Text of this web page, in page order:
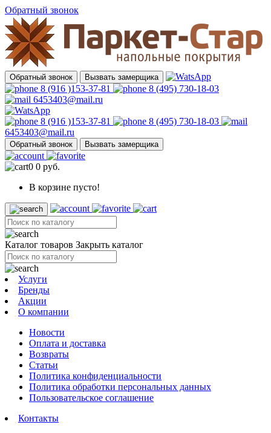
Обратный звонок
Обратный звонок Вызвать замерщика
8 (916 )153-37-81
8 (495) 730-18-03
6453403@mail.ru
8 (916 )153-37-81
8 (495) 730-18-03
6453403@mail.ru
Обратный звонок Вызвать замерщика
0 0 руб.
В корзине пусто!
Каталог товаров Закрыть каталог
Услуги
Бренды
Акции
О компании
Новости
Оплата и доставка
Возвраты
Статьи
Политика конфиденциальности
Политика обработки персональных данных
Пользовательское соглашение
Контакты